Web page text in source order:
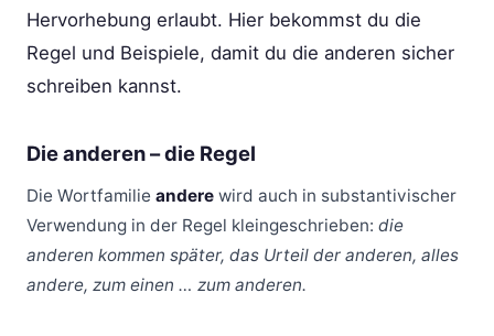
Hervorhebung erlaubt. Hier bekommst du die
Regel und Beispiele, damit du die anderen sicher
schreiben kannst.
Die anderen – die Regel
Die Wortfamilie andere wird auch in substantivischer
Verwendung in der Regel kleingeschrieben: die
anderen kommen später, das Urteil der anderen, alles
andere, zum einen … zum anderen.